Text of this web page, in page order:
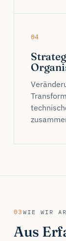
04
03WIE WIR
Aus